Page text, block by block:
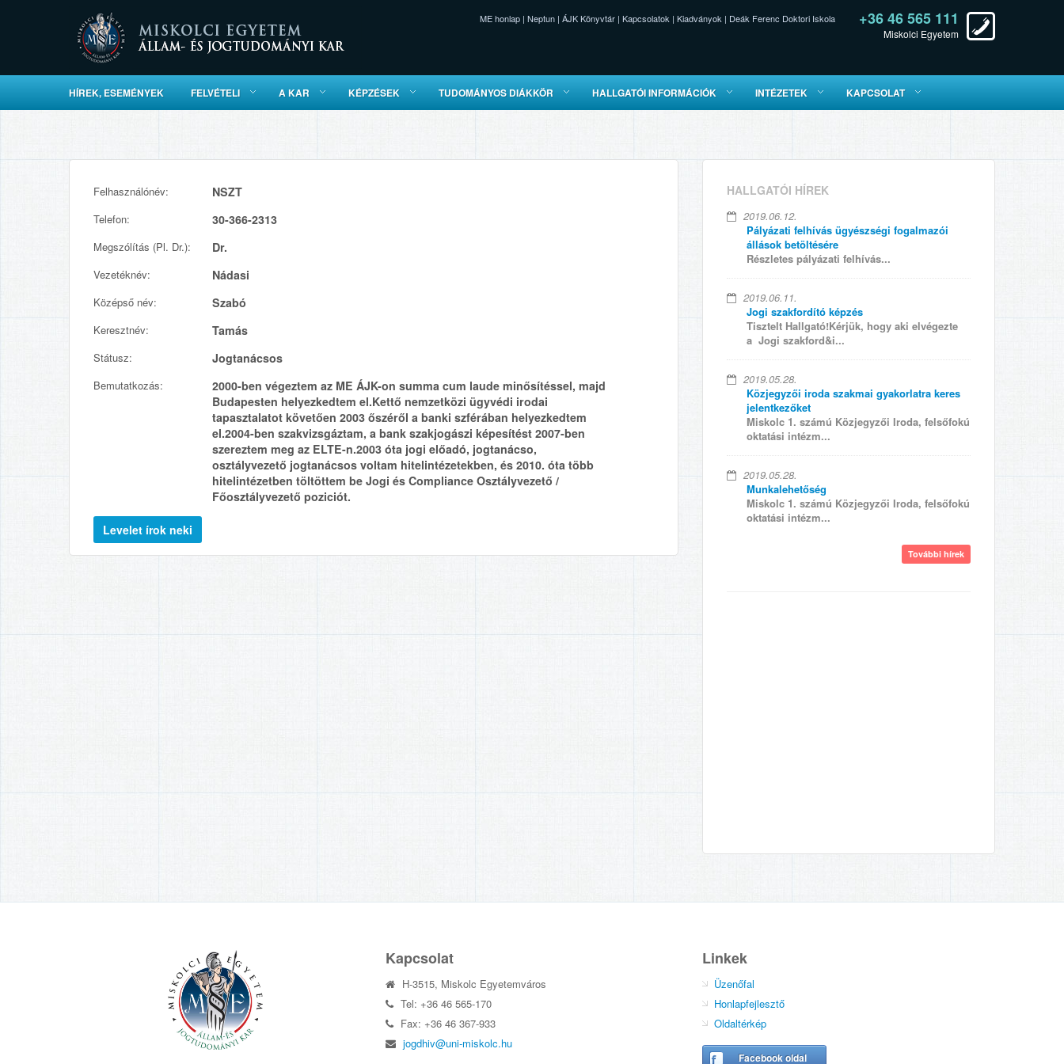
+36 46 565 111
Miskolci Egyetem
ME honlap | Neptun | ÁJK Könyvtár | Kapcsolatok | Kiadványok | Deák Ferenc Doktori Iskola
HÍREK, ESEMÉNYEK FELVÉTELI A KAR KÉPZÉSEK TUDOMÁNYOS DIÁKKÖR HALLGATÓI INFORMÁCIÓK INTÉZETEK KAPCSOLAT
Felhasználónév: NSZT
Telefon: 30-366-2313
Megszólítás (Pl. Dr.): Dr.
Vezetéknév: Nádasi
Középső név: Szabó
Keresztnév: Tamás
Státusz: Jogtanácsos
Bemutatkozás:
2000-ben végeztem az ME ÁJK-on summa cum laude minősítéssel, majd
Budapesten helyezkedtem el.Kettő nemzetközi ügyvédi irodai
tapasztalatot követően 2003 őszéről a banki szférában helyezkedtem
el.2004-ben szakvizsgáztam, a bank szakjogászi képesítést 2007-ben
szereztem meg az ELTE-n.2003 óta jogi előadó, jogtanácso,
osztályvezető jogtanácsos voltam hitelintézetekben, és 2010. óta több
hitelintézetben töltöttem be Jogi és Compliance Osztályvezető /
Főosztályvezető poziciót.
HALLGATÓI HÍREK
2019.06.12.
Pályázati felhívás ügyészségi fogalmazói
állások betöltésére
Részletes pályázati felhívás...
2019.06.11.
Jogi szakfordító képzés
Tisztelt Hallgató!Kérjük, hogy aki elvégezte
a Jogi szakford&i...
2019.05.28.
Közjegyzői iroda szakmai gyakorlatra keres
jelentkezőket
Miskolc 1. számú Közjegyzői Iroda, felsőfokú
oktatási intézm...
2019.05.28.
Munkalehetőség
Miskolc 1. számú Közjegyzői Iroda, felsőfokú
oktatási intézm...
További hírek
Kapcsolat
H-3515, Miskolc Egyetemváros
Tel: +36 46 565-170
Fax: +36 46 367-933
jogdhiv@uni-miskolc.hu
Linkek
Üzenőfal
Honlapfejlesztő
Oldaltérkép
Facebook oldal